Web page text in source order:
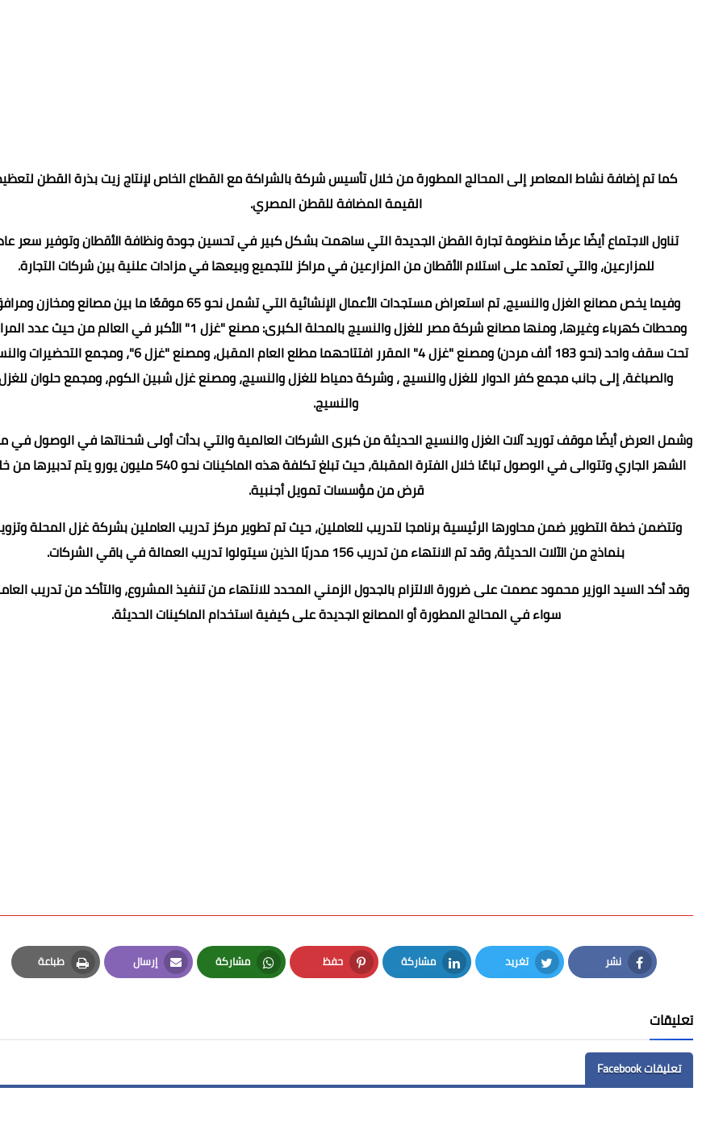
كما تم إضافة نشاط المعاصر إلى المحالج المطورة من خلال تأسيس شركة بالشراكة مع القطاع الخاص لإنتاج زيت بذرة القطن
القيمة المضافة للقطن المصري.
تناول الاجتماع أيضًا عرضًا منظومة تجارة القطن الجديدة التي ساهمت بشكل كبير في تحسين جودة ونظافة الأقطان وتوفير سعر
للمزارعين، والتي تعتمد على استلام الأقطان من المزارعين في مراكز للتجميع وبيعها في مزادات علنية بين شركات التجارة.
وفيما يخص مصانع الغزل والنسيج، تم استعراض مستجدات الأعمال الإنشائية التي تشمل نحو 65 موقعًا ما بين مصانع
ومحطات كهرباء وغيرها، ومنها مصانع شركة مصر للغزل والنسيج بالمحلة الكبرى: مصنع "غزل 1" الأكبر في العالم من حيث
تحت سقف واحد (نحو 183 ألف مردن) ومصنع "غزل 4" المقرر افتتاحهما مطلع العام المقبل، ومصنع "غزل 6"، ومجمع
والصباغة، إلى جانب مجمع كفر الدوار للغزل والنسيج ، وشركة دمياط للغزل والنسيج، ومصنع غزل شبين الكوم، ومجمع حلوان
والنسيج.
وشمل العرض أيضًا موقف توريد آلات الغزل والنسيج الحديثة من كبرى الشركات العالمية والتي بدأت أولى شحناتها في الوصول في
الشهر الجاري وتتوالى في الوصول تباعًا خلال الفترة المقبلة، حيث تبلغ تكلفة هذه الماكينات نحو 540 مليون يورو يتم
قرض من مؤسسات تمويل أجنبية.
وتتضمن خطة التطوير ضمن محاورها الرئيسية برنامجا لتدريب للعاملين، حيث تم تطوير مركز تدريب العاملين بشركة غزل المحلة
بنماذج من الآلات الحديثة، وقد تم الانتهاء من تدريب 156 مدربًا الذين سيتولوا تدريب العمالة في باقي الشركات.
وقد أكد السيد الوزير محمود عصمت على ضرورة الالتزام بالجدول الزمني المحدد للانتهاء من تنفيذ المشروع، والتأكد من تدريب
سواء في المحالج المطورة أو المصانع الجديدة على كيفية استخدام الماكينات الحديثة.
نشر
Facebook
تغريد
Twitter
مشاركة
LinkedIn
حفظ
Pinterest
مشاركة
Whatsapp
إرسال
Email
طباعة
Print
تعليقات
تعليقات Facebook